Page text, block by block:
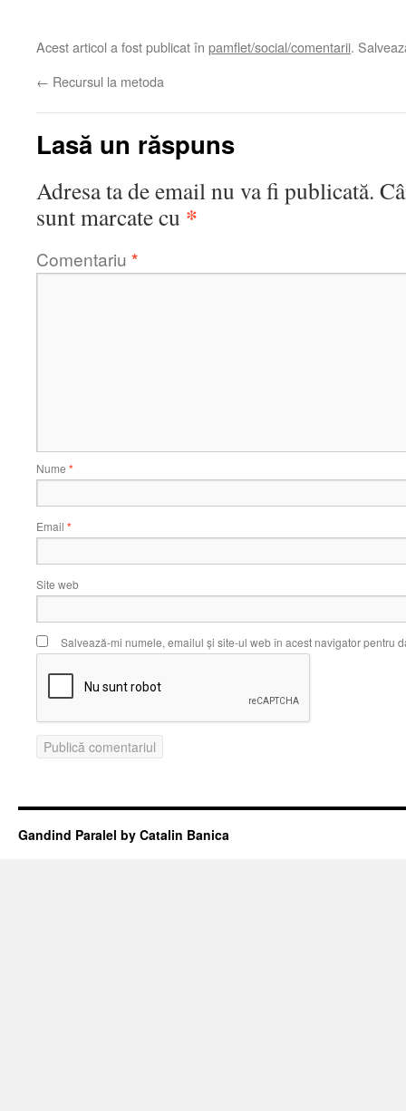
Acest articol a fost publicat în pamflet/social/comentarii.
← Recursul la metoda
Lasă un răspuns
Adresa ta de email nu va fi publicată.
sunt marcate cu *
Comentariu *
Nume *
Email *
Site web
Salvează-mi numele, emailul și site-ul web în acest navigator pentru
Gandind Paralel by Catalin Banica